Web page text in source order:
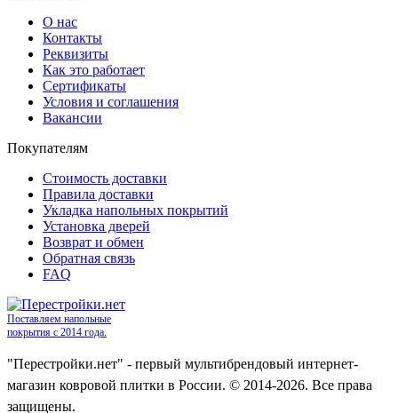
О нас
Контакты
Реквизиты
Как это работает
Сертификаты
Условия и соглашения
Вакансии
Покупателям
Стоимость доставки
Правила доставки
Укладка напольных покрытий
Установка дверей
Возврат и обмен
Обратная связь
FAQ
Поставляем напольные
покрытия с 2014 года.
"Перестройки.нет" - первый мультибрендовый интернет-
магазин ковровой плитки в России. © 2014-2026. Все права
защищены.